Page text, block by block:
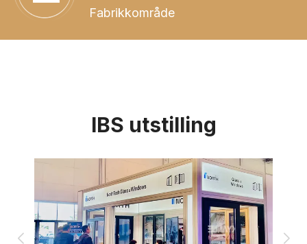
Fabrikkområde
IBS utstilling